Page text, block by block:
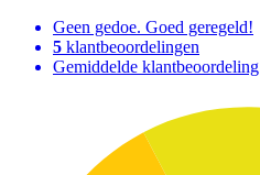
Geen gedoe. Goed geregeld!
5 klantbeoordelingen
Gemiddelde klantbeoordeling